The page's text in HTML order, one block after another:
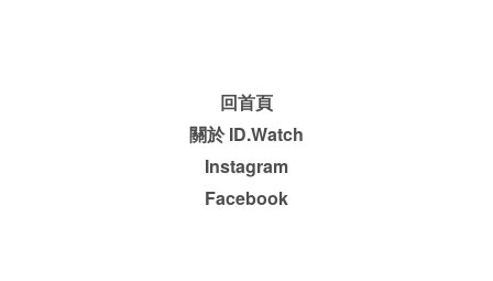
回首頁
關於 ID.Watch
Instagram
Facebook